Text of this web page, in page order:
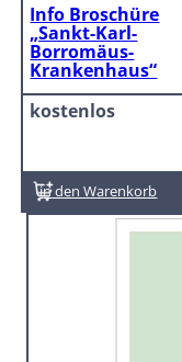
Info Broschüre
„Sankt-Karl-
Borromäus-
Krankenhaus“
kostenlos
In den Warenkorb